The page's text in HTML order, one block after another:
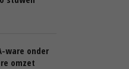
ware onder
omzet